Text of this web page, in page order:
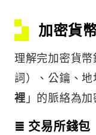
加密貨
理解完加密貨
詞）、公鑰、
裡 」的脈絡為
≣ 交易所錢包